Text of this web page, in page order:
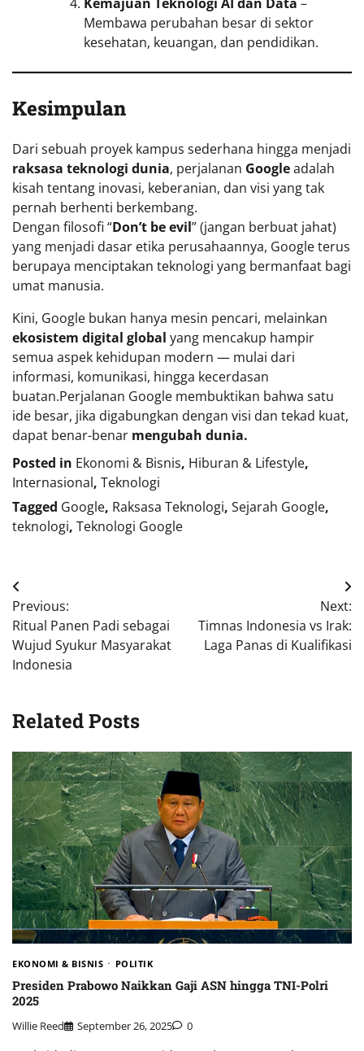
Membawa perubahan besar di sektor
kesehatan, keuangan, dan pendidikan.
Kesimpulan
Dari sebuah proyek kampus sederhana hingga menjadi
raksasa teknologi dunia, perjalanan Googleadalah
kisah tentang inovasi, keberanian, dan visi yang tak
pernah berhenti berkembang.
Dengan filosofi “Don’t be evil” (jangan berbuat jahat)
yang menjadi dasar etika perusahaannya, Google terus
berupaya menciptakan teknologi yang bermanfaat bagi
umat manusia.
Kini, Google bukan hanya mesin pencari, melainkan
ekosistem digital global yang mencakup hampir
semua aspek kehidupan modern — mulai dari
informasi, komunikasi, hingga kecerdasan
buatan.Perjalanan Google membuktikan bahwa satu
ide besar, jika digabungkan dengan visi dan tekad kuat,
dapat benar-benar mengubah dunia.
Posted in Ekonomi & Bisnis, Hiburan & Lifestyle,
Internasional, Teknologi
Tagged Google, Raksasa Teknologi, Sejarah Google,
teknologi, Teknologi Google
Navigasi
pos
Previous:
Ritual Panen Padi sebagai
Wujud Syukur Masyarakat
Indonesia
Next:
Timnas Indonesia vs Irak:
Laga Panas di Kualifikasi
Related Posts
EKONOMI & BISNIS POLITIK
Presiden Prabowo Naikkan Gaji ASN hingga TNI-Polri
2025
Willie Reed September 26, 2025 0